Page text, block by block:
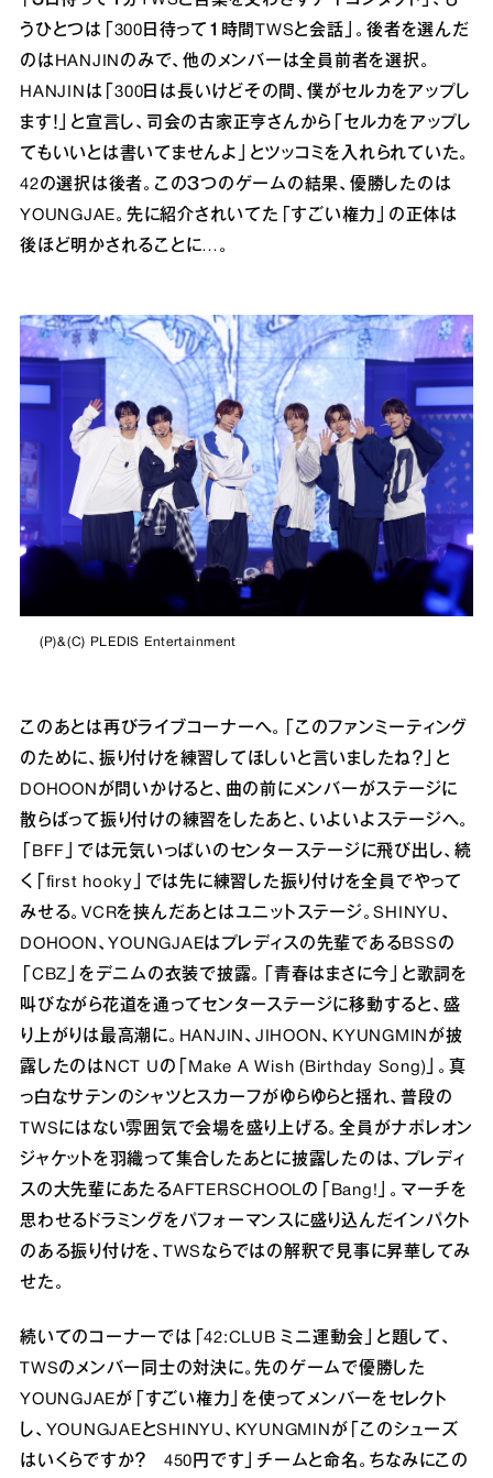
うひとつは「300日待って１時間TWSと会話」。後者を選んだ
のはHANJINのみで、他のメンバーは全員前者を選択。
HANJINは「300日は長いけどその間、僕がセルカをアップし
ます！」と宣言し、司会の古家正亨さんから「セルカをアップし
てもいいとは書いてませんよ」とツッコミを入れられていた。
42の選択は後者。この３つのゲームの結果、優勝したのは
YOUNGJAE。先に紹介されいてた「すごい権力」の正体は
後ほど明かされることに…。
(P)&(C) PLEDIS Entertainment
このあとは再びライブコーナーへ。「このファンミーティング
のために、振り付けを練習してほしいと言いましたね？」と
DOHOONが問いかけると、曲の前にメンバーがステージに
散らばって振り付けの練習をしたあと、いよいよステージへ。
「BFF」では元気いっぱいのセンターステージに飛び出し、続
く「first hooky」では先に練習した振り付けを全員でやって
みせる。VCRを挟んだあとはユニットステージ。SHINYU、
DOHOON、YOUNGJAEはプレディスの先輩であるBSSの
「CBZ」をデニムの衣装で披露。「青春はまさに今」と歌詞を
叫びながら花道を通ってセンターステージに移動すると、盛
り上がりは最高潮に。HANJIN、JIHOON、KYUNGMINが披
露したのはNCT Uの「Make A Wish (Birthday Song)」。真
っ白なサテンのシャツとスカーフがゆらゆらと揺れ、普段の
TWSにはない雰囲気で会場を盛り上げる。全員がナポレオン
ジャケットを羽織って集合したあとに披露したのは、プレディ
スの大先輩にあたるAFTERSCHOOLの「Bang!」。マーチを
思わせるドラミングをパフォーマンスに盛り込んだインパクト
のある振り付けを、TWSならではの解釈で見事に昇華してみ
せた。
続いてのコーナーでは「42:CLUB ミニ運動会」と題して、
TWSのメンバー同士の対決に。先のゲームで優勝した
YOUNGJAEが「すごい権力」を使ってメンバーをセレクト
し、YOUNGJAEとSHINYU、KYUNGMINが「このシューズ
はいくらですか？ 450円です」チームと命名。ちなみにこの